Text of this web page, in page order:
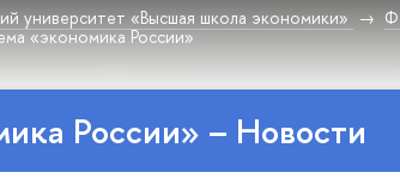
университет «Высшая школа экономики»
«экономика России»
России» – Новости